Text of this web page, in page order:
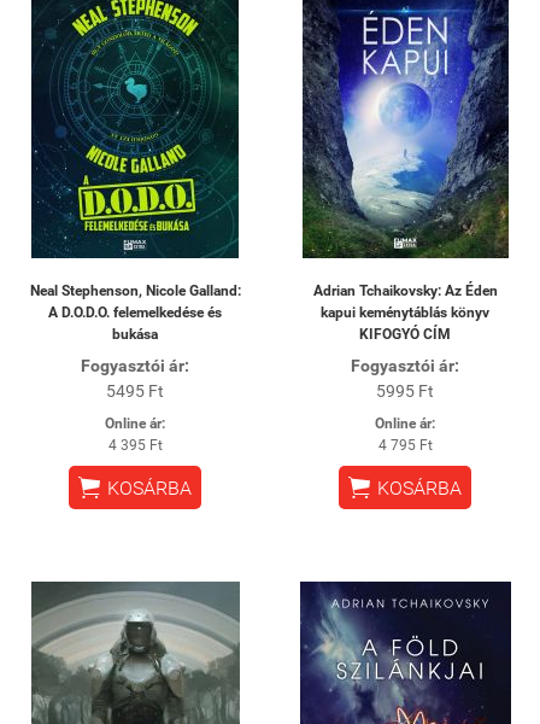
Neal Stephenson, Nicole Galland:
A ​D.O.D.O. felemelkedése és
bukása
Fogyasztói ár:
5495 Ft
Online ár:
4 395 Ft
 KOSÁRBA
Adrian Tchaikovsky: Az Éden
kapui keménytáblás könyv
KIFOGYÓ CÍM
Fogyasztói ár:
5995 Ft
Online ár:
4 795 Ft
 KOSÁRBA